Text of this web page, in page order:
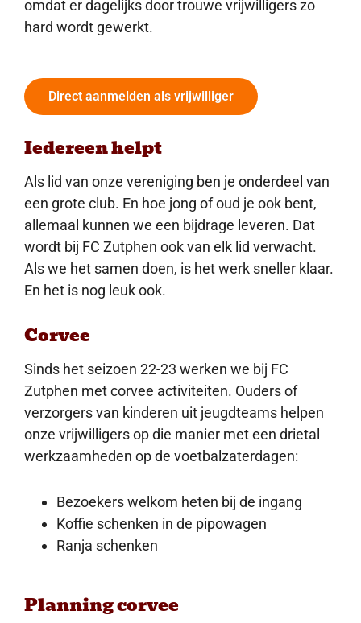
omdat er dagelijks door trouwe vrijwilligers zo
hard wordt gewerkt.
Direct aanmelden als vrijwilliger
Iedereen helpt
Als lid van onze vereniging ben je onderdeel van
een grote club. En hoe jong of oud je ook bent,
allemaal kunnen we een bijdrage leveren. Dat
wordt bij FC Zutphen ook van elk lid verwacht.
Als we het samen doen, is het werk sneller klaar.
En het is nog leuk ook.
Corvee
Sinds het seizoen 22-23 werken we bij FC
Zutphen met corvee activiteiten. Ouders of
verzorgers van kinderen uit jeugdteams helpen
onze vrijwilligers op die manier met een drietal
werkzaamheden op de voetbalzaterdagen:
Bezoekers welkom heten bij de ingang
Koffie schenken in de pipowagen
Ranja schenken
Planning corvee